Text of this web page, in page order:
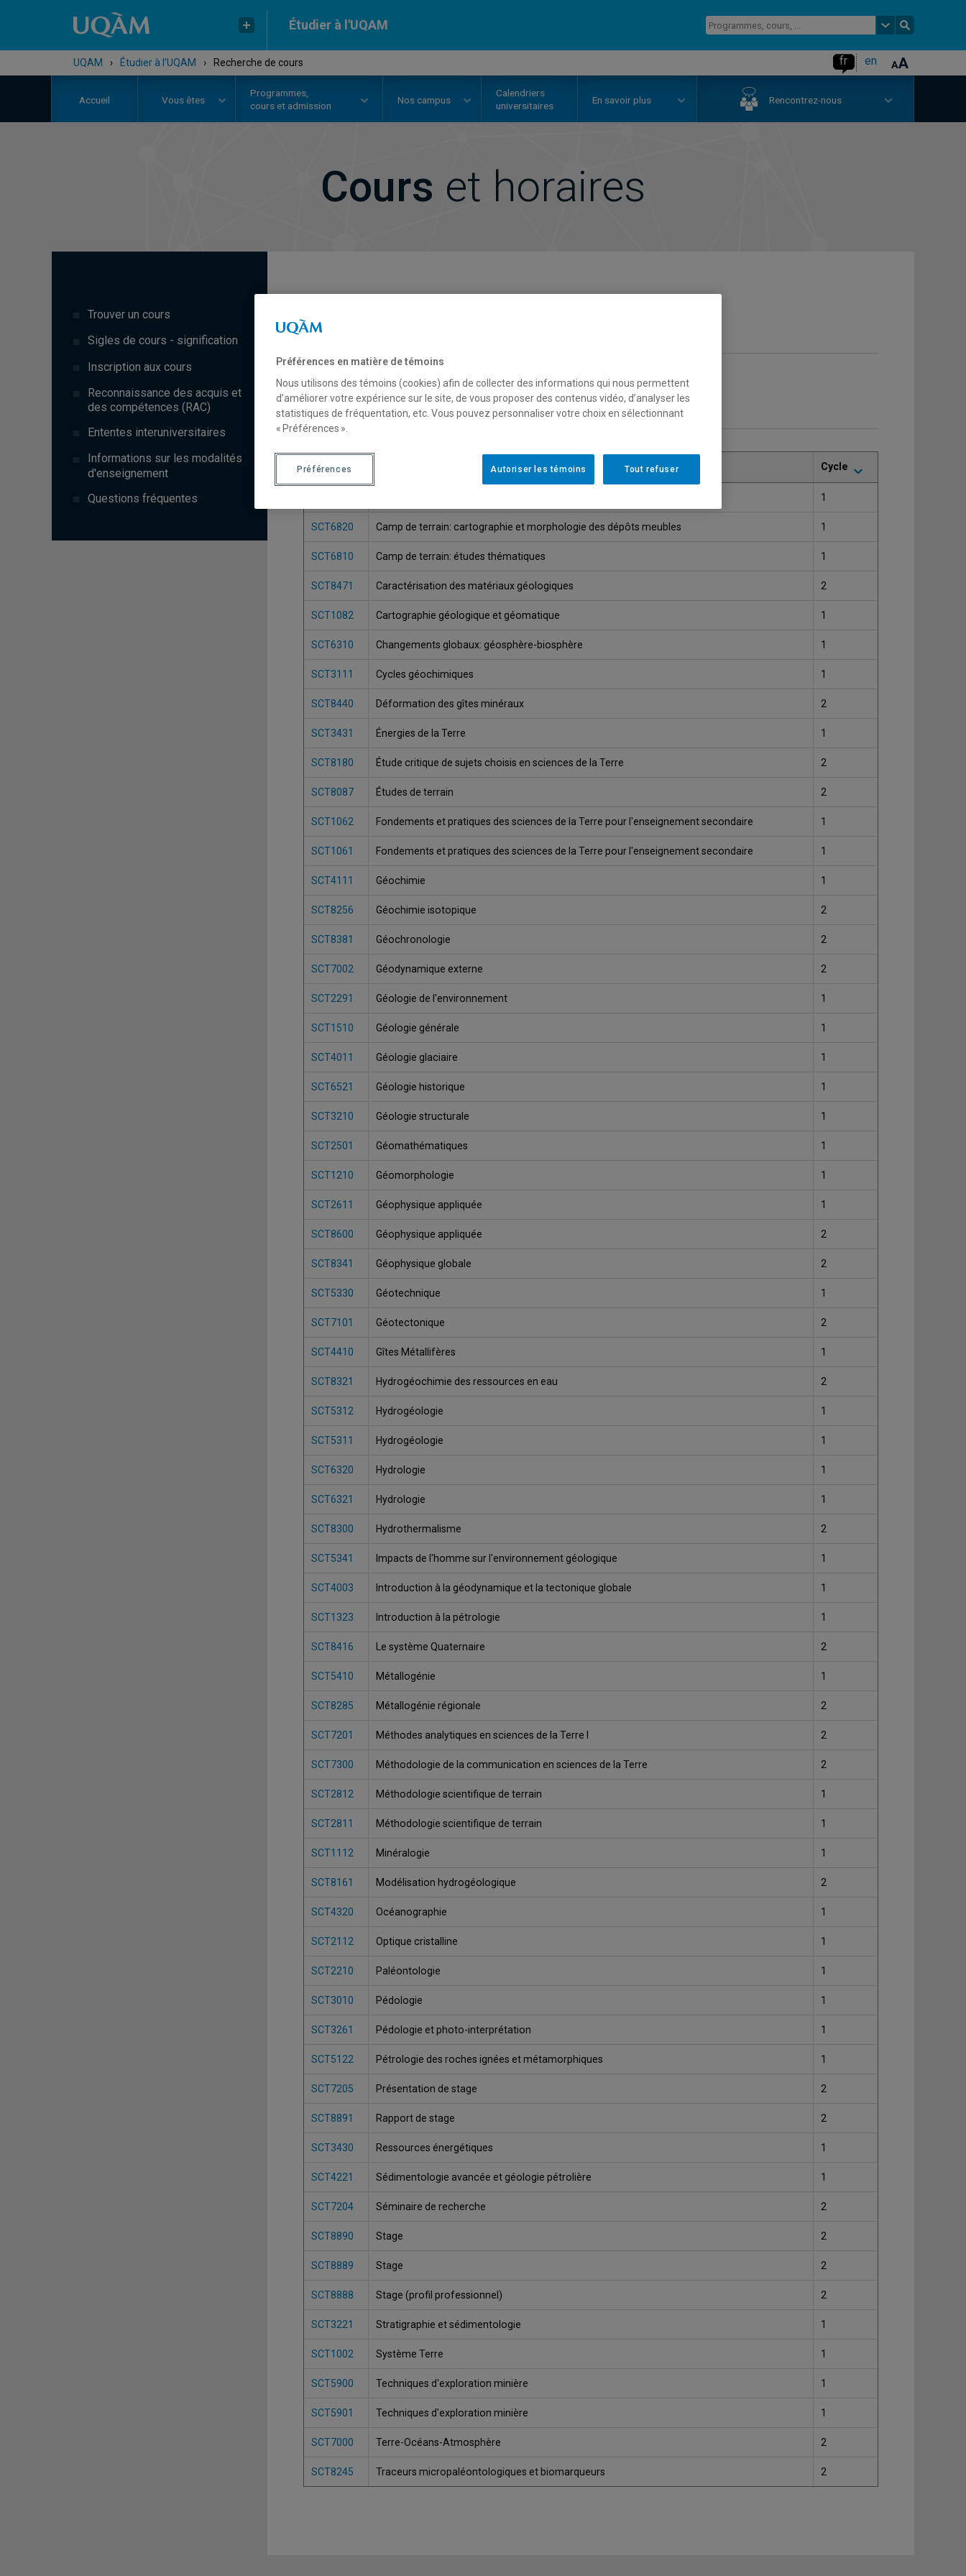
Étudier à l'UQAM
UQAM › Étudier à l'UQAM › Recherche de cours fr en
Accueil Vous êtes
Programmes,
cours et admission
Nos campus
Calendriers
universitaires
En savoir plus Rencontrez-nous
Cours et horaires
Trouver un cours
Sigles de cours - signification
Inscription aux cours
Reconnaissance des acquis et
des compétences (RAC)
Ententes interuniversitaires
Informations sur les modalités
d'enseignement
Questions fréquentes
Recherche de cours
Sigle Cycle
1
SCT6820 Camp de terrain: cartographie et morphologie des dépôts meubles 1
SCT6810 Camp de terrain: études thématiques 1
SCT8471 Caractérisation des matériaux géologiques 2
SCT1082 Cartographie géologique et géomatique 1
SCT6310 Changements globaux: géosphère-biosphère 1
SCT3111 Cycles géochimiques 1
SCT8440 Déformation des gîtes minéraux 2
SCT3431 Énergies de la Terre 1
SCT8180 Étude critique de sujets choisis en sciences de la Terre 2
SCT8087 Études de terrain 2
SCT1062 Fondements et pratiques des sciences de la Terre pour l'enseignement secondaire 1
SCT1061 Fondements et pratiques des sciences de la Terre pour l'enseignement secondaire 1
SCT4111 Géochimie 1
SCT8256 Géochimie isotopique 2
SCT8381 Géochronologie 2
SCT7002 Géodynamique externe 2
SCT2291 Géologie de l'environnement 1
SCT1510 Géologie générale 1
SCT4011 Géologie glaciaire 1
SCT6521 Géologie historique 1
SCT3210 Géologie structurale 1
SCT2501 Géomathématiques 1
SCT1210 Géomorphologie 1
SCT2611 Géophysique appliquée 1
SCT8600 Géophysique appliquée 2
SCT8341 Géophysique globale 2
SCT5330 Géotechnique 1
SCT7101 Géotectonique 2
SCT4410 Gîtes Métallifères 1
SCT8321 Hydrogéochimie des ressources en eau 2
SCT5312 Hydrogéologie 1
SCT5311 Hydrogéologie 1
SCT6320 Hydrologie 1
SCT6321 Hydrologie 1
SCT8300 Hydrothermalisme 2
SCT5341 Impacts de l'homme sur l'environnement géologique 1
SCT4003 Introduction à la géodynamique et la tectonique globale 1
SCT1323 Introduction à la pétrologie 1
SCT8416 Le système Quaternaire 2
SCT5410 Métallogénie 1
SCT8285 Métallogénie régionale 2
SCT7201 Méthodes analytiques en sciences de la Terre I 2
SCT7300 Méthodologie de la communication en sciences de la Terre 2
SCT2812 Méthodologie scientifique de terrain 1
SCT2811 Méthodologie scientifique de terrain 1
SCT1112 Minéralogie 1
SCT8161 Modélisation hydrogéologique 2
SCT4320 Océanographie 1
SCT2112 Optique cristalline 1
SCT2210 Paléontologie 1
SCT3010 Pédologie 1
SCT3261 Pédologie et photo-interprétation 1
SCT5122 Pétrologie des roches ignées et métamorphiques 1
SCT7205 Présentation de stage 2
SCT8891 Rapport de stage 2
SCT3430 Ressources énergétiques 1
SCT4221 Sédimentologie avancée et géologie pétrolière 1
SCT7204 Séminaire de recherche 2
SCT8890 Stage 2
SCT8889 Stage 2
SCT8888 Stage (profil professionnel) 2
SCT3221 Stratigraphie et sédimentologie 1
SCT1002 Système Terre 1
SCT5900 Techniques d'exploration minière 1
SCT5901 Techniques d'exploration minière 1
SCT7000 Terre-Océans-Atmosphère 2
SCT8245 Traceurs micropaléontologiques et biomarqueurs 2
Préférences en matière de témoins
Nous utilisons des témoins (cookies) afin de collecter des informations qui nous permettent
d’améliorer votre expérience sur le site, de vous proposer des contenus vidéo, d’analyser les
statistiques de fréquentation, etc. Vous pouvez personnaliser votre choix en sélectionnant
« Préférences ».
Tout refuser
Autoriser les témoins
Préférences